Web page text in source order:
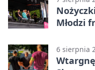
Młodzi
6 sierpnia